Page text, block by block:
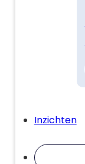
Inzichten